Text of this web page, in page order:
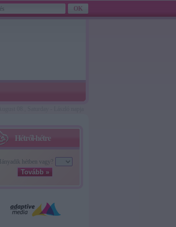
Hétről-hétre
Hányadik hétben vagy?
Tovább »